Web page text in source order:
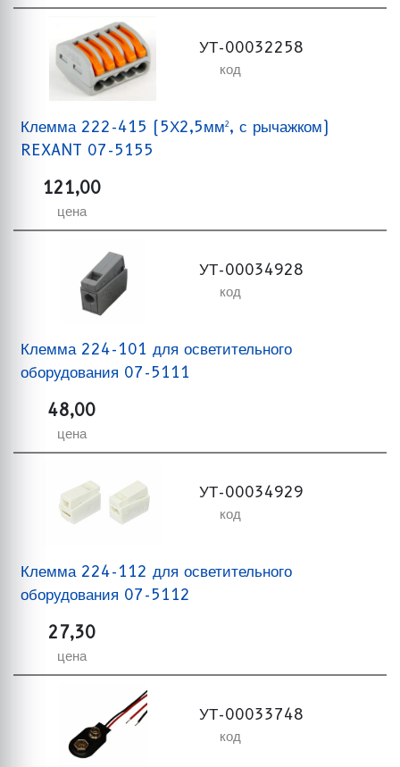
УТ-00032258
код
Клемма 222-415 (5Х2,5мм², с рычажком)
REXANT 07-5155
121,00
цена
УТ-00034928
код
Клемма 224-101 для осветительного
оборудования 07-5111
48,00
цена
УТ-00034929
код
Клемма 224-112 для осветительного
оборудования 07-5112
27,30
цена
УТ-00033748
код